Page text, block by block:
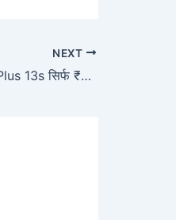
NEXT
Amazon सेल में OnePlus 13s सिर्फ ₹50,000 में, मिल रहा है 50MP कैमरा और Snapdragon 8 Elite पावर